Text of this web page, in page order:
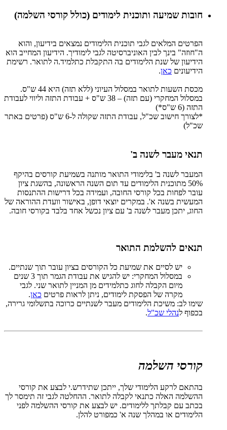
חובות שמיעה ותוכנית לימודים (כולל קורסי השלמה)
הפרטים המלאים לגבי תוכנית הלימודים נמצאים בידיעון, והוא
ה"חוזה" בינך לבין האוניברסיטה לגבי לימודיך. הידיעון המחייב הוא
הידיעון של שנת הלימודים בה התקבלת כתלמיד.ה לתואר. רשימת
הידיעונים כאן.
מכסת השעות לתואר במסלול העיוני (ללא תזה) היא 44 ש"ס.
במסלול המחקרי (עם תזה) – 38 ש"ס + עבודת התזה וליווי לעבודת
התזה (6 ש"ס*)
*לצורך חישוב שכ"ל, עבודת התזה שקולה ל-6 ש"ס (פרטים באתר
שכ"ל)
תנאי מעבר לשנה ב'
המעבר לשנה ב' בלימודי התואר מותנה בשמיעת קורסים בהיקף
50% מתוכנית הלימודים עד תום השנה הראשונה, בהשגת ציון
עובר לפחות בכל קורסי החובה, ועמידה בכל דרישות ההתנסות
המעשית בשנה א'. במקרים יוצאי דופן, באישור וועדת ההוראה של
החוג, יתכן מעבר לשנה ב' עם ציון נכשל אחד בלבד בקורסי חובה.
תנאים להשלמת התואר
יש לסיים את שמיעת כל הקורסים בציון עובר תוך שנתיים.
במסלול המחקרי: יש להגיש את עבודת הגמר תוך 3 שנים
מיום הקבלה לחוג כתלמידים מן המניין לתואר שני. לגבי
מקרה של הפסקת לימודים, ניתן לראות פרטים כאן.
שימו לב: משיכת הלימודים מעבר לשנתיים כרוכה בתשלומי גרירה,
בכפוף לנהלי שכ"ל.
קורסי השלמה
בהתאם לרקע הלימודי שלך, ייתכן שתידרש.י לבצע את קורסי
ההשלמה האלה כתנאי לקבלה לתואר. ההחלטה לגבי זה תימסר לך
בכתב עם קבלתך ללימודים. יש לבצע את קורסי ההשלמה לפני
הלימודים או במהלך שנה א' כמפורט להלן.